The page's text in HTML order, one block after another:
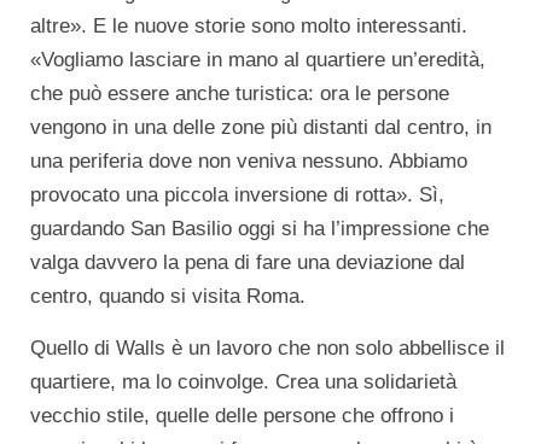
altre». E le nuove storie sono molto interessanti.
«Vogliamo lasciare in mano al quartiere un’eredità,
che può essere anche turistica: ora le persone
vengono in una delle zone più distanti dal centro, in
una periferia dove non veniva nessuno. Abbiamo
provocato una piccola inversione di rotta». Sì,
guardando San Basilio oggi si ha l’impressione che
valga davvero la pena di fare una deviazione dal
centro, quando si visita Roma.
Quello di Walls è un lavoro che non solo abbellisce il
quartiere, ma lo coinvolge. Crea una solidarietà
vecchio stile, quelle delle persone che offrono i